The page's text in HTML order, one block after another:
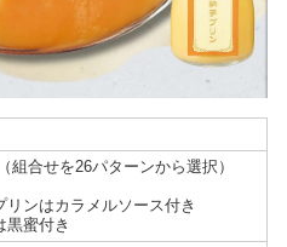
組合せを26パターンから選択）
リンはカラメルソース付き
黒蜜付き